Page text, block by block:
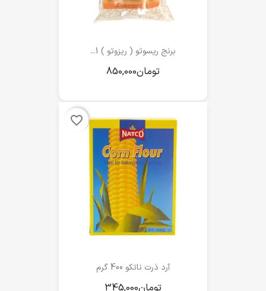
برنج ریسوتو ( ریزوتو ) 1...
آرد ذرت ناتکو 400 گرم
favorite_border